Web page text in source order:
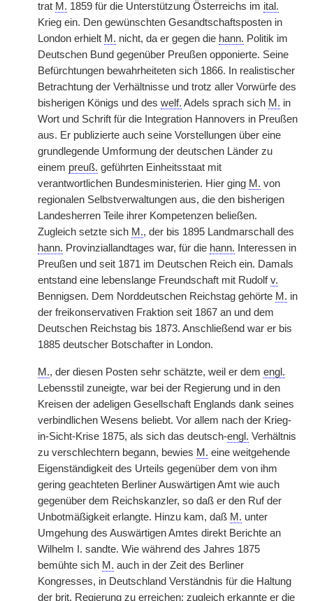
trat M. 1859 für die Unterstützung Österreichs im ital.
Krieg ein. Den gewünschten Gesandtschaftsposten in
London erhielt M. nicht, da er gegen die hann. Politik im
Deutschen Bund gegenüber Preußen opponierte. Seine
Befürchtungen bewahrheiteten sich 1866. In realistischer
Betrachtung der Verhältnisse und trotz aller Vorwürfe des
bisherigen Königs und des welf. Adels sprach sich M. in
Wort und Schrift für die Integration Hannovers in Preußen
aus. Er publizierte auch seine Vorstellungen über eine
grundlegende Umformung der deutschen Länder zu
einem preuß. geführten Einheitsstaat mit
verantwortlichen Bundesministerien. Hier ging M. von
regionalen Selbstverwaltungen aus, die den bisherigen
Landesherren Teile ihrer Kompetenzen beließen.
Zugleich setzte sich M., der bis 1895 Landmarschall des
hann. Provinziallandtages war, für die hann. Interessen in
Preußen und seit 1871 im Deutschen Reich ein. Damals
entstand eine lebenslange Freundschaft mit Rudolfv.
Bennigsen. Dem Norddeutschen Reichstag gehörte M. in
der freikonservativen Fraktion seit 1867 an und dem
Deutschen Reichstag bis 1873. Anschließend war er bis
1885 deutscher Botschafter in London.
M., der diesen Posten sehr schätzte, weil er dem engl.
Lebensstil zuneigte, war bei der Regierung und in den
Kreisen der adeligen Gesellschaft Englands dank seines
verbindlichen Wesens beliebt. Vor allem nach der Krieg-
in-Sicht-Krise 1875, als sich das deutsch-engl. Verhältnis
zu verschlechtern begann, bewies M. eine weitgehende
Eigenständigkeit des Urteils gegenüber dem von ihm
gering geachteten Berliner Auswärtigen Amt wie auch
gegenüber dem Reichskanzler, so daß er den Ruf der
Unbotmäßigkeit erlangte. Hinzu kam, daß M. unter
Umgehung des Auswärtigen Amtes direkt Berichte an
Wilhelm I. sandte. Wie während des Jahres 1875
bemühte sich M. auch in der Zeit des Berliner
Kongresses, in Deutschland Verständnis für die Haltung
der brit. Regierung zu erreichen; zugleich erkannte er die